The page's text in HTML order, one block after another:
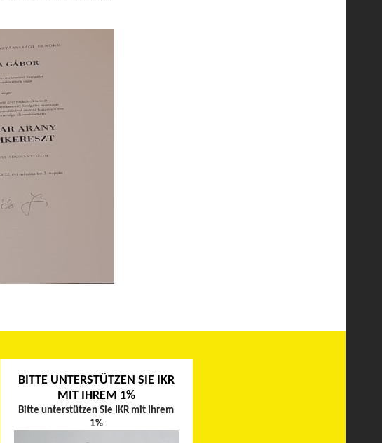
BITTE UNTERSTÜTZEN SIE IKR
MIT IHREM 1%
Bitte unterstützen Sie IKR mit Ihrem
1%